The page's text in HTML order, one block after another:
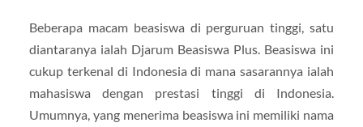
Beberapa macam beasiswa di perguruan tinggi, satu
diantaranya ialah Djarum Beasiswa Plus. Beasiswa ini
cukup terkenal di Indonesia di mana sasarannya ialah
mahasiswa dengan prestasi tinggi di Indonesia.
Umumnya, yang menerima beasiswa ini memiliki nama